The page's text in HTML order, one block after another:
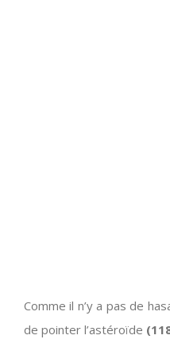
Comme il n’y a pas de
de pointer l’astéroïde